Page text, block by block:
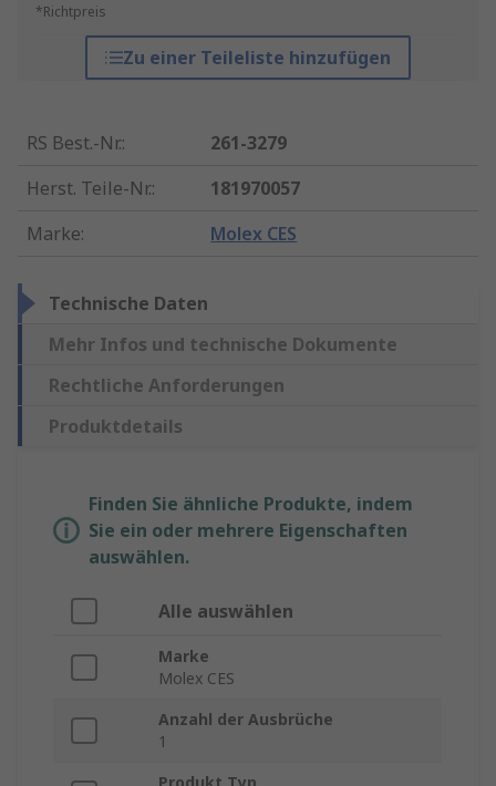
*Richtpreis
Zu einer Teileliste hinzufügen
RS Best.-Nr.:
261-3279
Herst. Teile-Nr.:
181970057
Marke: Molex CES
Technische Daten
Mehr Infos und technische Dokumente
Rechtliche Anforderungen
Produktdetails
Finden Sie ähnliche Produkte, indem
Sie ein oder mehrere Eigenschaften
auswählen.
Alle auswählen
Marke
Molex CES
Anzahl der Ausbrüche
1